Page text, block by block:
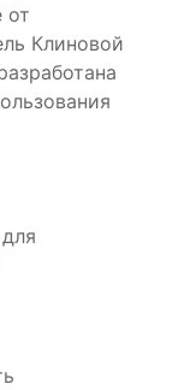
от
Клиновой